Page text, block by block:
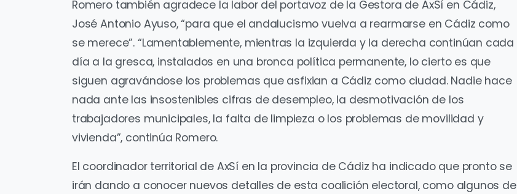
Romero también agradece la labor del portavoz de la Gestora de AxSí en Cádiz,
José Antonio Ayuso, “para que el andalucismo vuelva a rearmarse en Cádiz como
se merece”. “Lamentablemente, mientras la izquierda y la derecha continúan cada
día a la gresca, instalados en una bronca política permanente, lo cierto es que
siguen agravándose los problemas que asfixian a Cádiz como ciudad. Nadie hace
nada ante las insostenibles cifras de desempleo, la desmotivación de los
trabajadores municipales, la falta de limpieza o los problemas de movilidad y
vivienda”, continúa Romero.
El coordinador territorial de AxSí en la provincia de Cádiz ha indicado que pronto se
irán dando a conocer nuevos detalles de esta coalición electoral, como algunos de